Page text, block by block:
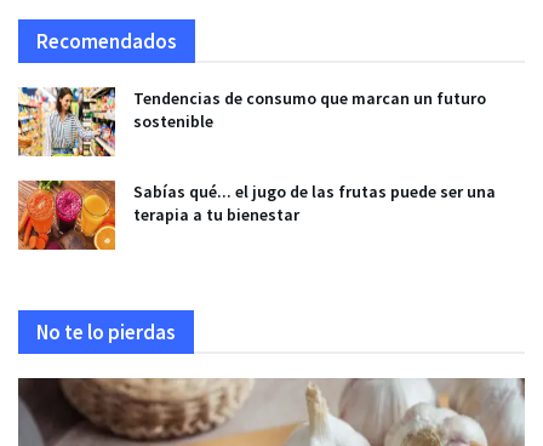
Recomendados
Tendencias de consumo que marcan un futuro
sostenible
Sabías qué... el jugo de las frutas puede ser una
terapia a tu bienestar
No te lo pierdas